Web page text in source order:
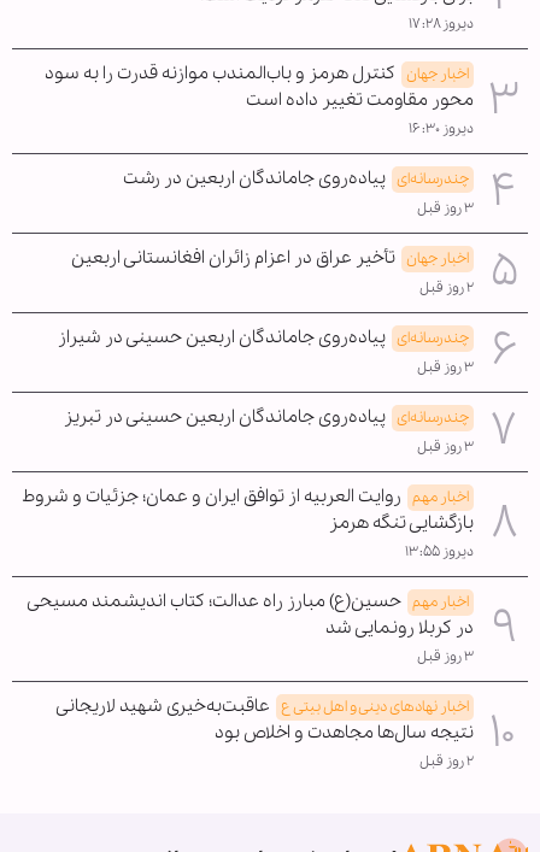
دیروز ۱۷:۲۸
اخبار جهان کنترل هرمز و باب‌المندب موازنه قدرت را به سود
محور مقاومت تغییر داده است
دیروز ۱۶:۳۰
چندرسانه‌ای پیاده‌روی جاماندگان اربعین در رشت
۳ روز قبل
اخبار جهان تأخیر عراق در اعزام زائران افغانستانی اربعین
۲ روز قبل
چندرسانه‌ای پیاده‌روی جاماندگان اربعین حسینی در شیراز
۳ روز قبل
چندرسانه‌ای پیاده‌روی جاماندگان اربعین حسینی در تبریز
۳ روز قبل
اخبار مهم روایت العربیه از توافق ایران و عمان؛ جزئیات و شروط
بازگشایی تنگه هرمز
دیروز ۱۳:۵۵
اخبار مهم حسین(ع) مبارز راه عدالت؛ کتاب اندیشمند مسیحی
در کربلا رونمایی شد
۳ روز قبل
اخبار نهادهای دینی و اهل بیتی ع عاقبت‌به‌خیری شهید لاریجانی
نتیجه سال‌ها مجاهدت و اخلاص بود
۲ روز قبل